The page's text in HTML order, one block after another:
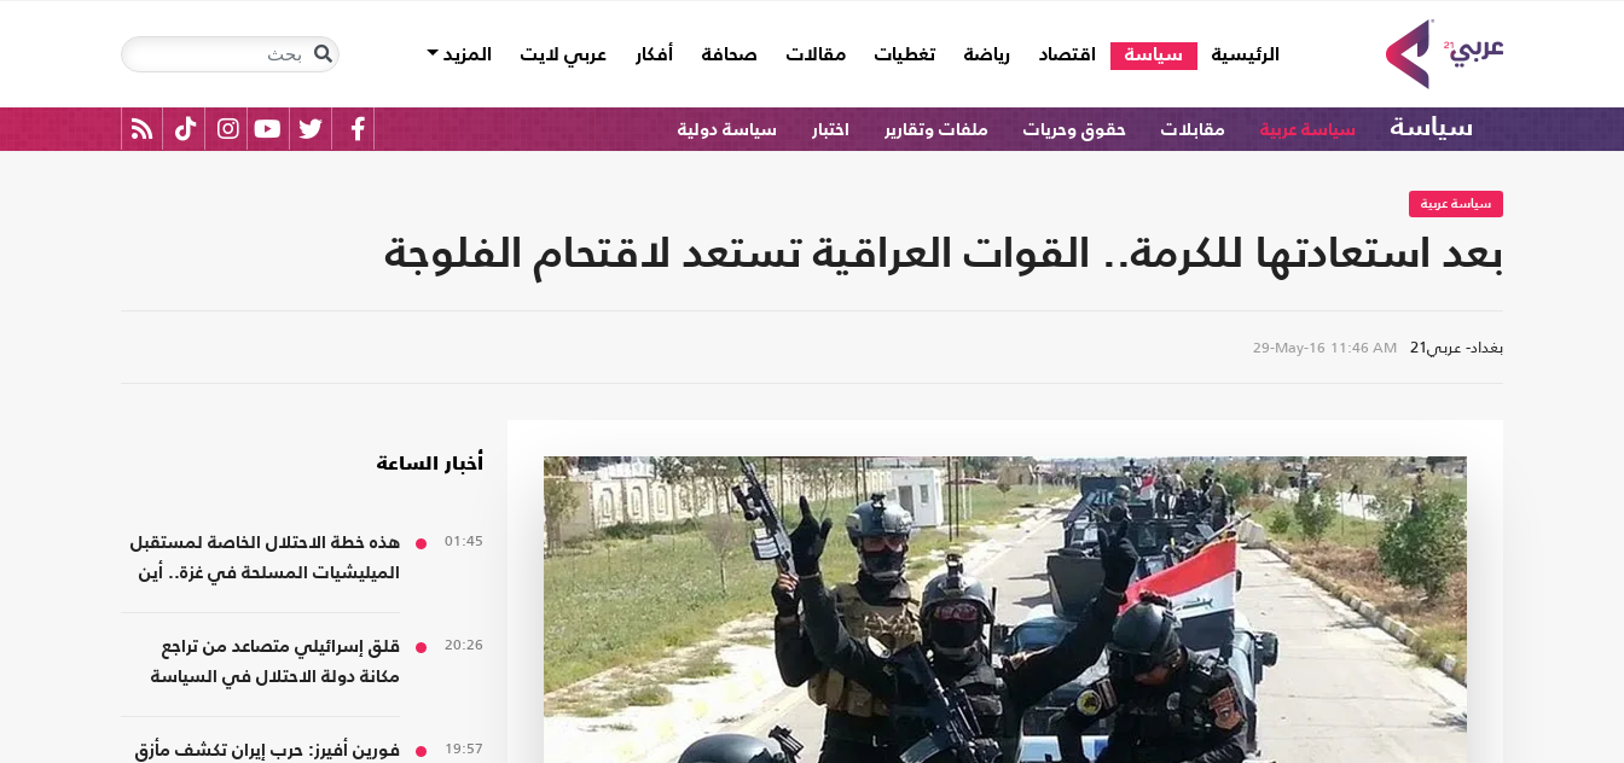
الرئيسية
(current) سياسة اقتصاد رياضة تغطيات مقالات صحافة أفكار عربي لايت المزيد
سياسة سياسة عربية مقابلات حقوق وحريات ملفات وتقارير اختبار سياسة دولية
سياسة عربية
بعد استعادتها للكرمة.. القوات العراقية تستعد لاقتحام الفلوجة
بغداد- عربي21 29-May-16 11:46 AM
أخبار الساعة
01:45
هذه خطة الاحتلال الخاصة لمستقبل
الميليشيات المسلحة في غزة.. أين
20:26
قلق إسرائيلي متصاعد من تراجع
مكانة دولة الاحتلال في السياسة
19:57
فورين أفيرز: حرب إيران تكشف مأزق